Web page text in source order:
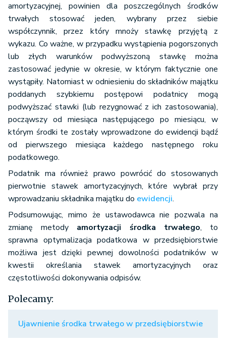
amortyzacyjnej, powinien dla poszczególnych środków
trwałych stosować jeden, wybrany przez siebie
współczynnik, przez który mnoży stawkę przyjętą z
wykazu. Co ważne, w przypadku wystąpienia pogorszonych
lub złych warunków podwyższoną stawkę można
zastosować jedynie w okresie, w którym faktycznie one
wystąpiły. Natomiast w odniesieniu do składników majątku
poddanych szybkiemu postępowi podatnicy mogą
podwyższać stawki (lub rezygnować z ich zastosowania),
począwszy od miesiąca następującego po miesiącu, w
którym środki te zostały wprowadzone do ewidencji bądź
od pierwszego miesiąca każdego następnego roku
podatkowego.
Podatnik ma również prawo powrócić do stosowanych
pierwotnie stawek amortyzacyjnych, które wybrał przy
wprowadzaniu składnika majątku do ewidencji.
Podsumowując, mimo że ustawodawca nie pozwala na
zmianę metody amortyzacji środka trwałego, to
sprawna optymalizacja podatkowa w przedsiębiorstwie
możliwa jest dzięki pewnej dowolności podatników w
kwestii określania stawek amortyzacyjnych oraz
częstotliwości dokonywania odpisów.
Polecamy:
Ujawnienie środka trwałego w przedsiębiorstwie